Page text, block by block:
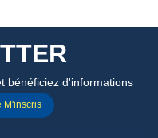
bénéficiez d'informations
M'inscris